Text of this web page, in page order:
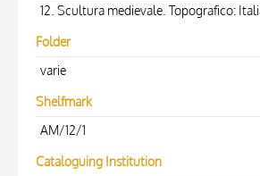
12. Scultura medievale. Topografico:
Folder
varie
Shelfmark
AM/12/1
Cataloguing Institution